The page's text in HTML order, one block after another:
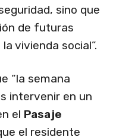
sino que
de futuras
vivienda social”.
“la semana
intervenir en un
el Pasaje
el residente